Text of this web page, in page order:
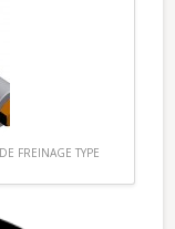
FREINAGE TYPE